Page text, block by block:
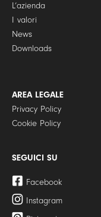
L’azienda
I valori
News
Downloads
AREA LEGALE
Privacy Policy
Cookie Policy
SEGUICI SU
Facebook
Instagram